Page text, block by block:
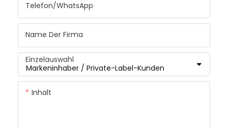
Telefon/WhatsApp
Name Der Firma
Einzelauswahl
Inhalt